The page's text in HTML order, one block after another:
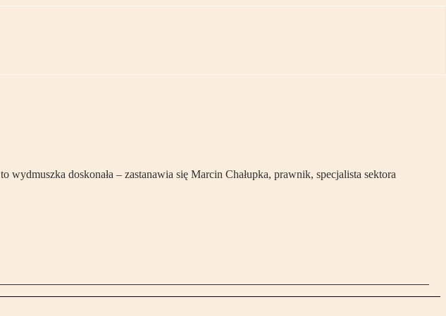
doskonała – zastanawia się Marcin Chałupka, prawnik, specjalista sektora